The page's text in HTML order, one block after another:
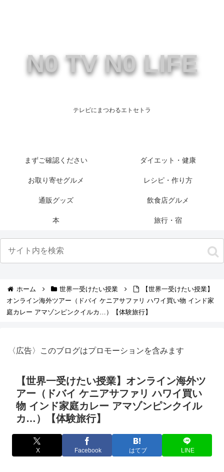
N0 TV N0 LIFE
テレビにまつわるエトセトラ
まずご確認ください ダイエット・健康
お取り寄せグルメ レシピ・作り方
通販グッズ 飲食店グルメ
本 旅行・宿
ホーム 世界一受けたい授業
【世界一受けたい授業】
オンライン海外ツアー（ドバイ ケニアサファリ ハワイ買い物 インド家
庭カレー アマゾンピンクイルカ…）【体験旅行】
〈広告〉このブログはプロモーションを含みます
【世界一受けたい授業】オンライン海外ツ
アー（ドバイ ケニアサファリ ハワイ買い
物 インド家庭カレー アマゾンピンクイル
カ…）【体験旅行】
X Facebook はてブ LINE